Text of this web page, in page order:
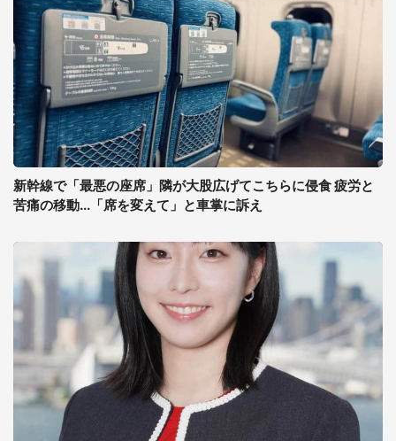
新幹線で「最悪の座席」隣が大股広げてこちらに侵食 疲労と
苦痛の移動...「席を変えて」と車掌に訴え